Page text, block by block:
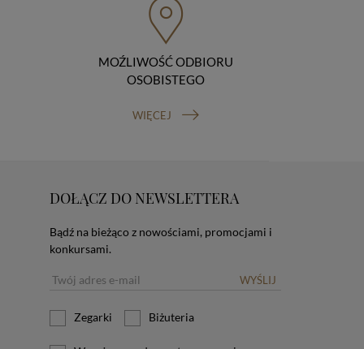
MOŹLIWOŚĆ ODBIORU
OSOBISTEGO
WIĘCEJ
DOŁĄCZ DO NEWSLETTERA
Bądź na bieżąco z nowościami, promocjami i
konkursami.
WYŚLIJ
Zegarki Biżuteria